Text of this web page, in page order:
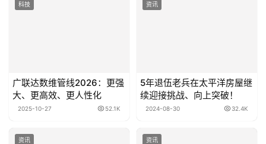
科技
广联达数维管线2026：更强
大、更高效、更人性化
2025-10-27 52.1K
资讯
5年退伍老兵在太平洋房屋继
续迎接挑战、向上突破！
2024-08-30 32.4K
资讯 资讯